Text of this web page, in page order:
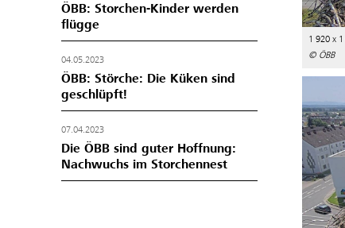
ÖBB: Storchen-Kinder werden
flügge
04.05.2023
ÖBB: Störche: Die Küken sind
geschlüpft!
07.04.2023
Die ÖBB sind guter Hoffnung:
Nachwuchs im Storchennest
1 920 x
© ÖBB